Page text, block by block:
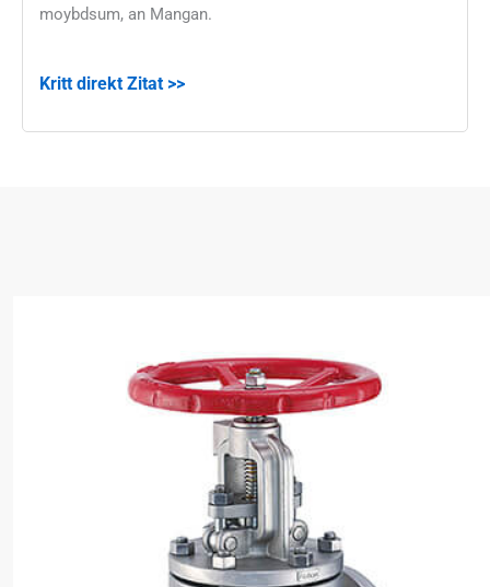
moybdsum, an Mangan.
Kritt direkt Zitat >>